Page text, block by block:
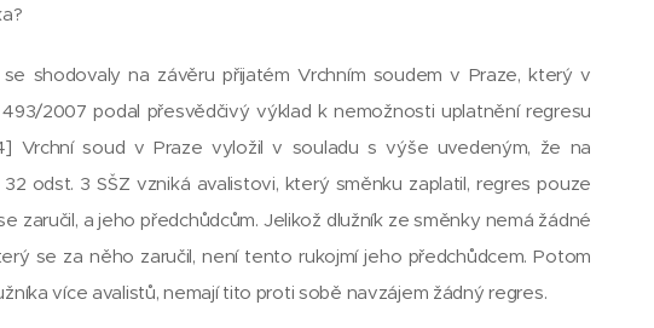
shodovaly na závěru přijatém Vrchním soudem v Praze, který v
2007 podal přesvědčivý výklad k nemožnosti uplatnění regresu
Vrchní soud v Praze vyložil v souladu s výše uvedeným, že na
odst. 3 SŠZ vzniká avalistovi, který směnku zaplatil, regres pouze
zaručil, a jeho předchůdcům. Jelikož dlužník ze směnky nemá žádné
se za něho zaručil, není tento rukojmí jeho předchůdcem. Potom
více avalistů, nemají tito proti sobě navzájem žádný regres.